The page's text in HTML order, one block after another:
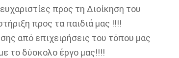
προς τη Διοίκηση του
προς τα παιδιά μας !!!!
από επιχειρήσεις του τόπου μας
το δύσκολο έργο μας!!!!